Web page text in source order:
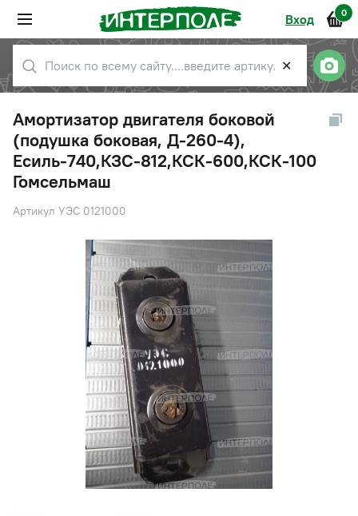
Вход 0
✕
Амортизатор двигателя боковой
(подушка боковая, Д-260-4),
Есиль-740,КЗС-812,КСК-600,КСК-100
Гомсельмаш
Артикул УЭС 0121000